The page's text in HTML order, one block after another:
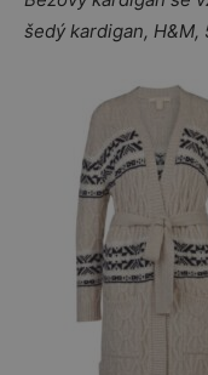
šedý kardigan, H&M,